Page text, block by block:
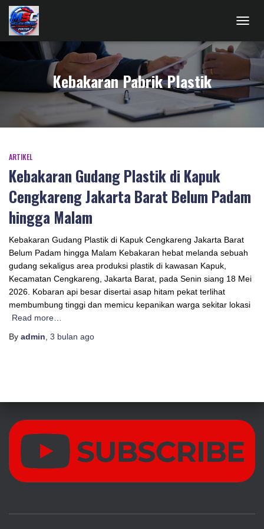
Kebakaran Pabrik Plastik
ARTIKEL
Kebakaran Gudang Plastik di Kapuk
Cengkareng Jakarta Barat Belum Padam
hingga Malam
Kebakaran Gudang Plastik di Kapuk Cengkareng Jakarta Barat
Belum Padam hingga Malam Kebakaran hebat melanda sebuah
gudang sekaligus area produksi plastik di kawasan Kapuk,
Kecamatan Cengkareng, Jakarta Barat, pada Senin siang 18 Mei
2026. Kobaran api besar disertai asap hitam pekat terlihat
membumbung tinggi dan memicu kepanikan warga sekitar lokasi
Read more…
By admin 3 bulan ago